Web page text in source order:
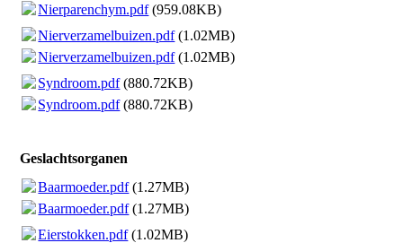
Nierparenchym.pdf(959.08KB)
Nierverzamelbuizen.pdf(1.02MB)
Nierverzamelbuizen.pdf(1.02MB)
Syndroom.pdf(880.72KB)
Syndroom.pdf(880.72KB)
Geslachtsorganen
Baarmoeder.pdf(1.27MB)
Baarmoeder.pdf(1.27MB)
Eierstokken.pdf(1.02MB)